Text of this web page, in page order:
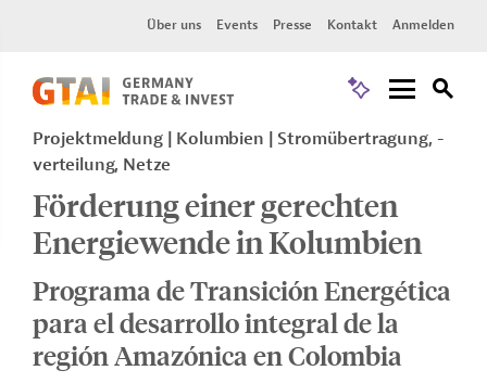
Über uns Events Presse Kontakt Anmelden
Projektmeldung Kolumbien
Stromübertragung, -
verteilung, Netze
Förderung einer gerechten
Energiewende in Kolumbien
Programa de Transición Energética
para el desarrollo integral de la
región Amazónica en Colombia